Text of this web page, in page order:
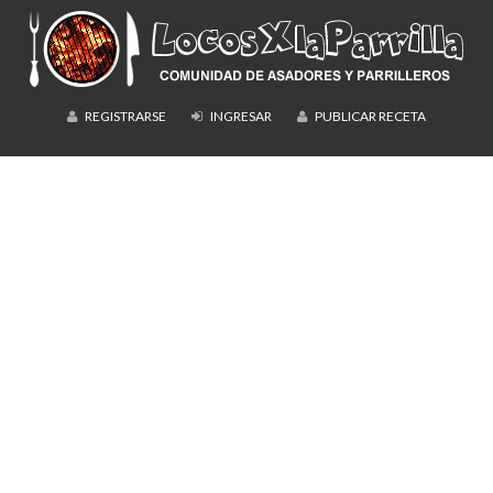
REGISTRARSE INGRESAR PUBLICAR RECETA